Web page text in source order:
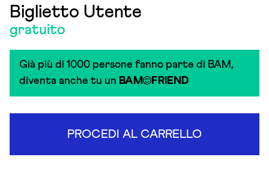
Biglietto Utente
gratuito
Già più di 1000 persone fanno parte di BAM,
diventa anche tu un BAM FRIEND
PROCEDI AL CARRELLO